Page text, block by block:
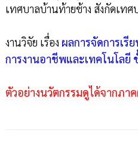
เทศบาลบ้านท้ายช้าง สังกัดเทศ
งานวิจัย เรื่อง ผลการจัดการเรี
การงานอาชีพและเทคโนโลยี
ตัวอย่างนวัตกรรมดูได้จากภา